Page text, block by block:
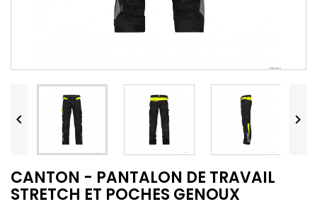
 
CANTON - PANTALON DE TRAVAIL
STRETCH ET POCHES GENOUX